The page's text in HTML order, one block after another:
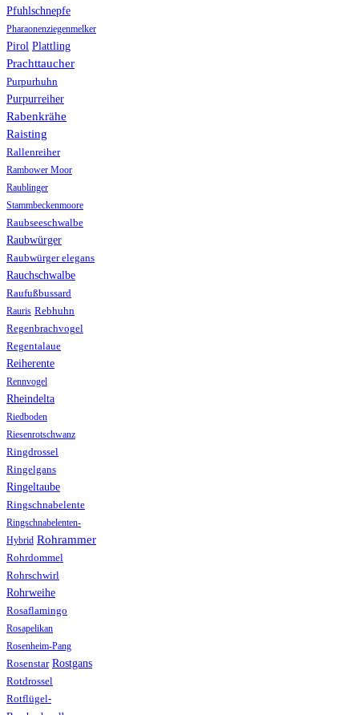
Pfuhlschnepfe
Pharaonenziegenmelker
Pirol Plattling
Prachttaucher
Purpurhuhn
Purpurreiher
Rabenkrähe
Raisting
Rallenreiher
Rambower Moor
Raublinger
Stammbeckenmoore
Raubseeschwalbe
Raubwürger
Raubwürger elegans
Rauchschwalbe
Raufußbussard
Rauris Rebhuhn
Regenbrachvogel
Regentalaue
Reiherente
Rennvogel
Rheindelta
Riedboden
Riesenrotschwanz
Ringdrossel
Ringelgans
Ringeltaube
Ringschnabelente
Ringschnabelenten-
Hybrid Rohrammer
Rohrdommel
Rohrschwirl
Rohrweihe
Rosaflamingo
Rosapelikan
Rosenheim-Pang
Rosenstar Rostgans
Rotdrossel
Rotflügel-